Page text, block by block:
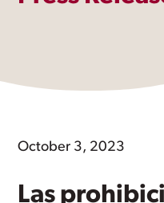
October 3, 2023
Las